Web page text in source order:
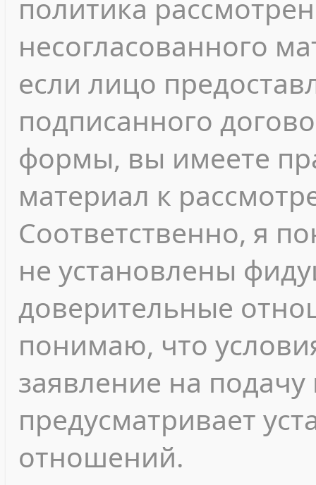
политика
несогласованного
если лицо
подписанного
формы, вы имеете
материал к
Соответственно, я
не установлены
доверительные
понимаю, что
заявление на
предусматривает
отношений.